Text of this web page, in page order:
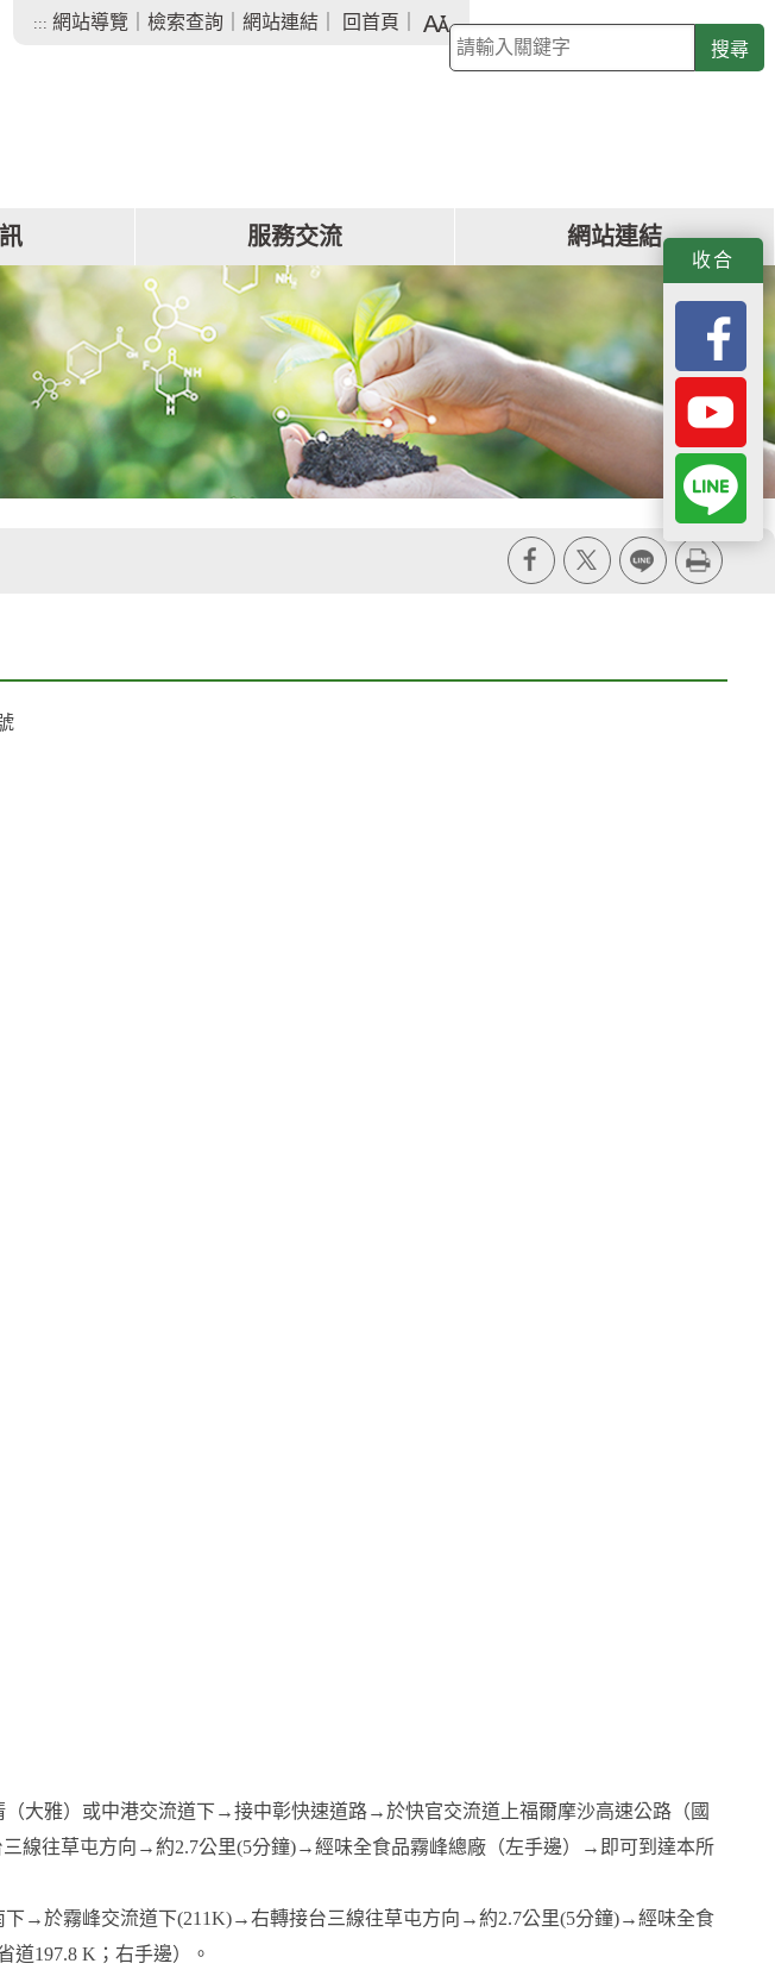
::: 網站導覽 檢索查詢 網站連結 回首頁
字
級
大
關
鍵
服務交流 網站連結
收合
大雅）或中港交流道下→接中彰快速道路→於快官交流道上福爾摩沙高速公路（國
線往草屯方向→約2.7公里(5分鐘)→經味全食品霧峰總廠（左手邊）→即可到達本所
下→於霧峰交流道下(211K)→右轉接台三線往草屯方向→約2.7公里(5分鐘)→經味全食
197.8 K；右手邊）。